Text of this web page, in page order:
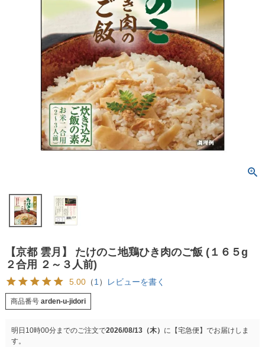
【京都 雲月】 たけのこ地鶏ひき肉のご飯 (１６５g
２合用 ２～３人前)
5.00（1 ） レビューを書く
商品番号 arden-u-jidori
明日 10時00分までのご注文で2026/08/13（木） に 【宅急便】 でお届けしま
す。